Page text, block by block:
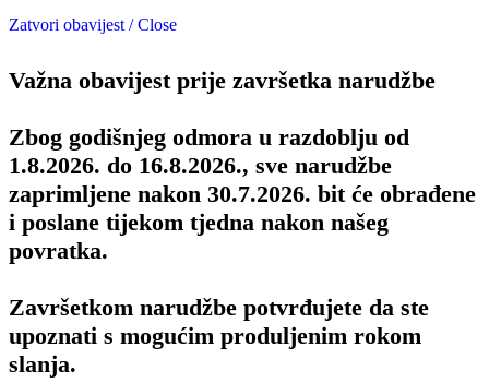
Zatvori obavijest / Close
Važna obavijest prije završetka narudžbe
Zbog godišnjeg odmora u razdoblju od
1.8.2026. do 16.8.2026., sve narudžbe
zaprimljene nakon 30.7.2026. bit će obrađene
i poslane tijekom tjedna nakon našeg
povratka.
Završetkom narudžbe potvrđujete da ste
upoznati s mogućim produljenim rokom
slanja.